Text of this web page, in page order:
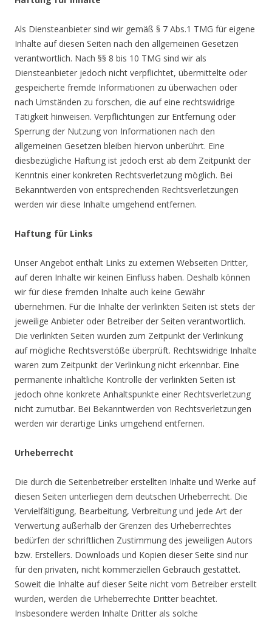
Als Diensteanbieter sind wir gemäß § 7 Abs.1 TMG für eigene
Inhalte auf diesen Seiten nach den allgemeinen Gesetzen
verantwortlich. Nach §§ 8 bis 10 TMG sind wir als
Diensteanbieter jedoch nicht verpflichtet, übermittelte oder
gespeicherte fremde Informationen zu überwachen oder
nach Umständen zu forschen, die auf eine rechtswidrige
Tätigkeit hinweisen. Verpflichtungen zur Entfernung oder
Sperrung der Nutzung von Informationen nach den
allgemeinen Gesetzen bleiben hiervon unberührt. Eine
diesbezügliche Haftung ist jedoch erst ab dem Zeitpunkt der
Kenntnis einer konkreten Rechtsverletzung möglich. Bei
Bekanntwerden von entsprechenden Rechtsverletzungen
werden wir diese Inhalte umgehend entfernen.
Haftung für Links
Unser Angebot enthält Links zu externen Webseiten Dritter,
auf deren Inhalte wir keinen Einfluss haben. Deshalb können
wir für diese fremden Inhalte auch keine Gewähr
übernehmen. Für die Inhalte der verlinkten Seiten ist stets der
jeweilige Anbieter oder Betreiber der Seiten verantwortlich.
Die verlinkten Seiten wurden zum Zeitpunkt der Verlinkung
auf mögliche Rechtsverstöße überprüft. Rechtswidrige Inhalte
waren zum Zeitpunkt der Verlinkung nicht erkennbar. Eine
permanente inhaltliche Kontrolle der verlinkten Seiten ist
jedoch ohne konkrete Anhaltspunkte einer Rechtsverletzung
nicht zumutbar. Bei Bekanntwerden von Rechtsverletzungen
werden wir derartige Links umgehend entfernen.
Urheberrecht
Die durch die Seitenbetreiber erstellten Inhalte und Werke auf
diesen Seiten unterliegen dem deutschen Urheberrecht. Die
Vervielfältigung, Bearbeitung, Verbreitung und jede Art der
Verwertung außerhalb der Grenzen des Urheberrechtes
bedürfen der schriftlichen Zustimmung des jeweiligen Autors
bzw. Erstellers. Downloads und Kopien dieser Seite sind nur
für den privaten, nicht kommerziellen Gebrauch gestattet.
Soweit die Inhalte auf dieser Seite nicht vom Betreiber erstellt
wurden, werden die Urheberrechte Dritter beachtet.
Insbesondere werden Inhalte Dritter als solche